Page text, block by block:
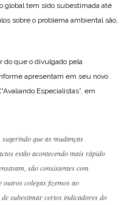
global tem sido subestimada até
sobre o problema ambiental são,
do que o divulgado pela
apresentam em seu novo
Especialistas”, em
que as mudanças
estão acontecendo mais rápido
são consistentes com
outros colegas fizemos ao
subestimar certos indicadores do